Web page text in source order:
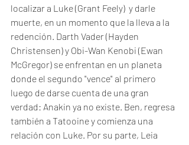
localizar a Luke (Grant Feely)  y darle
muerte, en un momento que la lleva a la
redención. Darth Vader (Hayden
Christensen) y Obi-Wan Kenobi (Ewan
McGregor) se enfrentan en un planeta
donde el segundo "vence" al primero
luego de darse cuenta de una gran
verdad: Anakin ya no existe. Ben, regresa
también a Tatooine y comienza una
relación con Luke. Por su parte, Leia